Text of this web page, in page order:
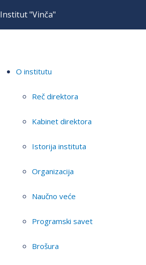
Institut "Vinča"
O institutu
Reč direktora
Kabinet direktora
Istorija instituta
Organizacija
Naučno veće
Programski savet
Brošura